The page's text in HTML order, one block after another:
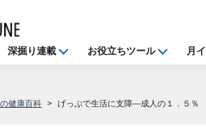
深掘り連載 お役立ちツール 月
健康百科 げっぷで生活に支障―成人の１．５％